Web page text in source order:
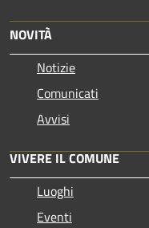
NOVITÀ
Notizie
Comunicati
Avvisi
VIVERE IL COMUNE
Luoghi
Eventi